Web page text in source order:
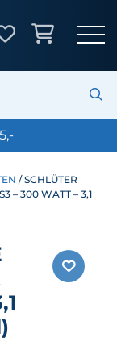
/ SCHLÜTER
– 300 WATT – 3,1